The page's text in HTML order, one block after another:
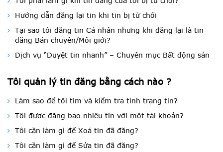
Hướng dẫn đăng lại tin khi tin bị từ chối
Tại sao tôi đăng tin Cá nhân nhưng khi đăng lại là tin
đăng Bán chuyên/Môi giới?
Dịch vụ “Duyệt tin nhanh” – Chuyên mục Bất động sản
Tôi quản lý tin đăng bằng cách nào ?
Làm sao để tôi tìm và kiểm tra tình trạng tin?
Tôi được đăng bao nhiêu tin với một tài khoản?
Tôi cần làm gì để Xoá tin đã đăng?
Tôi cần làm gì để Sửa tin đã đăng?